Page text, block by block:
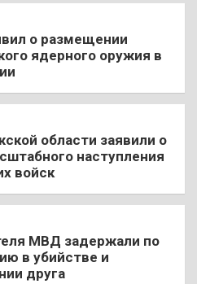
о размещении
ядерного оружия в
области заявили о
наступления
войск
МВД задержали по
в убийстве и
друга